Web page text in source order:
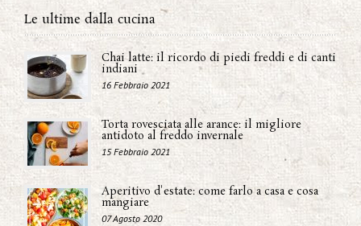
Le ultime dalla cucina
Chai latte: il ricordo di piedi freddi e di canti
indiani
16 Febbraio 2021
Torta rovesciata alle arance: il migliore
antidoto al freddo invernale
15 Febbraio 2021
Aperitivo d'estate: come farlo a casa e cosa
mangiare
07 Agosto 2020